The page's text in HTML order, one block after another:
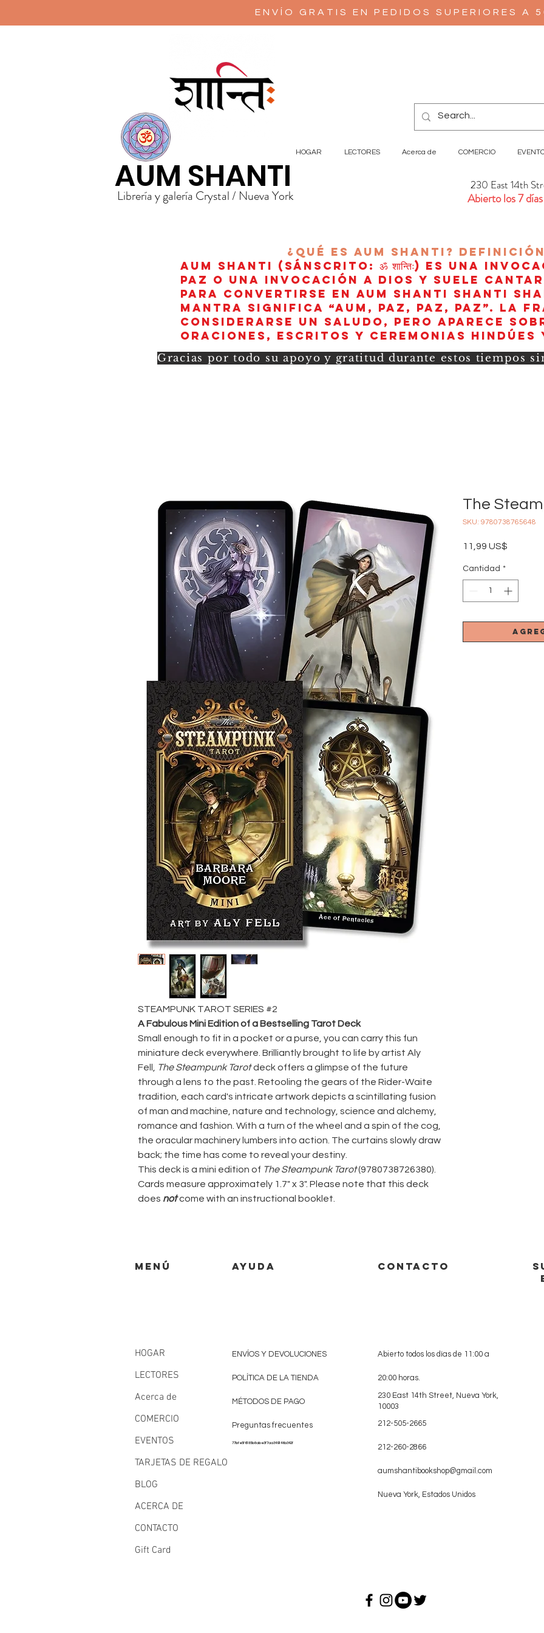
ENVÍO GRATIS EN PEDIDOS SUPERIORES A
Librería y galería Crystal / Nueva York
AUM SHANTI 230 East 14th
Abierto los 7
HOGAR LECTORES Acerca de COMERCIO
¿Qué es AUM Shanti? Definición
AUM Shanti (sánscrito: ॐ शान्तिः) es una
paz o una invocación a Dios y suele
para convertirse en aum shanti shanti
mantra significa “AUM, paz, paz, paz”. La
considerarse un saludo, pero aparece
oraciones, escritos y ceremonias hindúes
Gracias por todo su apoyo y gratitud durante estos tiempos
STEAMPUNK TAROT SERIES #2
A Fabulous Mini Edition of a Bestselling Tarot Deck
Small enough to fit in a pocket or a purse, you can carry this fun
miniature deck everywhere. Brilliantly brought to life by artist Aly
Fell, The Steampunk Tarotdeck offers a glimpse of the future
through a lens to the past. Retooling the gears of the Rider-Waite
tradition, each card's intricate artwork depicts a scintillating fusion
of man and machine, nature and technology, science and alchemy,
romance and fashion. With a turn of the wheel and a spin of the cog,
the oracular machinery lumbers into action. The curtains slowly draw
back; the time has come to reveal your destiny.
This deck is a mini edition of The Steampunk Tarot(9780738726380).
Cards measure approximately 1.7" x 3". Please note that this deck
does notcome with an instructional booklet.
The
SKU: 9780738765648
11,99 US$
Cantidad *
MENÚ AYUDA
HOGAR
LECTORES
Acerca de
COMERCIO
EVENTOS
TARJETAS DE REGALO
BLOG
ACERCA DE
CONTACTO
Gift Card
ENVÍOS Y DEVOLUCIONES
POLÍTICA DE LA TIENDA
MÉTODOS DE PAGO
Preguntas frecuentes
77bfe5f6185b8abe3f7aa349146a342f
CONTACTO
Abierto todos los días de 11:00 a
20:00 horas.
230 East 14th Street, Nueva York,
10003
212-505-2665
212-260-2866
aumshantibookshop@gmail.com
Nueva York, Estados Unidos